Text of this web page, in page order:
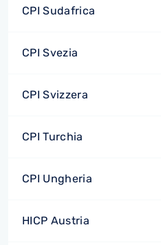
CPI Sudafrica
CPI Svezia
CPI Svizzera
CPI Turchia
CPI Ungheria
HICP Austria